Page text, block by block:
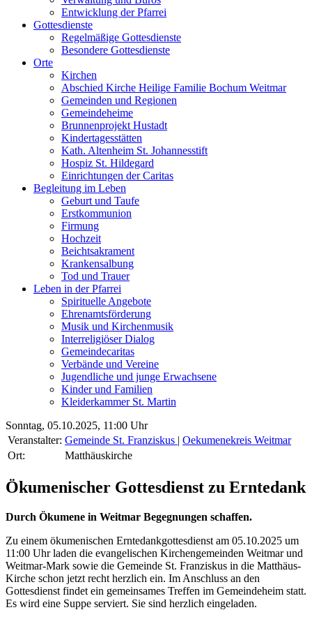
Entwicklung der Pfarrei
Gottesdienste
Regelmäßige Gottesdienste
Besondere Gottesdienste
Orte
Kirchen
Abschied Kirche Heilige Familie Bochum Weitmar
Gemeinden und Regionen
Gemeindeheime
Brunnenprojekt Hustadt
Kindertagesstätten
Kath. Altenheim St. Johannesstift
Hospiz St. Hildegard
Einrichtungen der Caritas
Begleitung im Leben
Geburt und Taufe
Erstkommunion
Firmung
Hochzeit
Beichtsakrament
Krankensalbung
Tod und Trauer
Leben in der Pfarrei
Spirituelle Angebote
Ehrenamtsförderung
Musik und Kirchenmusik
Interreligiöser Dialog
Gemeindecaritas
Verbände und Vereine
Jugendliche und junge Erwachsene
Kinder und Familien
Kleiderkammer St. Martin
Sonntag, 05.10.2025, 11:00 Uhr
Veranstalter: Gemeinde St. Franziskus | Oekumenekreis Weitmar
Ort:
Matthäuskirche
Ökumenischer Gottesdienst zu Erntedank
Durch Ökumene in Weitmar Begegnungen schaffen.
Zu einem ökumenischen Erntedankgottesdienst am 05.10.2025 um
11:00 Uhr laden die evangelischen Kirchengemeinden Weitmar und
Weitmar-Mark sowie die Gemeinde St. Franziskus in die Matthäus-
Kirche schon jetzt recht herzlich ein. Im Anschluss an den
Gottesdienst findet ein gemeinsames Treffen im Gemeindeheim statt.
Es wird eine Suppe serviert. Sie sind herzlich eingeladen.